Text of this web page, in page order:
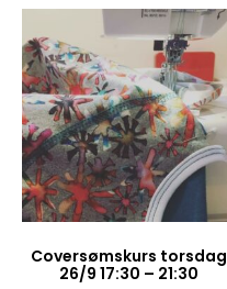
Coversømskurs torsdag
26/9 17:30 – 21:30